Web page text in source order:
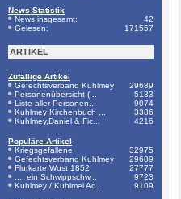
News Statistik
News insgesamt:
42
Gelesen:
171557
ARTIKEL
Zufällige Artikel
Gefechtsverband Kuhlmey
29689
Personenübersicht (...
5133
Liste aller Personen...
9074
Kuhlmey Kirchenbuch ...
3386
Kuhlmey,Daniel & Fic...
4216
Populäre Artikel
Kriegsgefallene
32975
Gefechtsverband Kuhlmey
29689
Flurkarte Wust 1852
27777
.... ein Schwippschw...
9723
Kuhlmey / Kuhlmei Ad...
9109